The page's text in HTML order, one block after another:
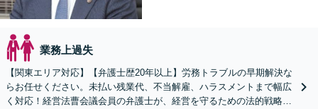
業務上過失
【関東エリア対応】【弁護士歴20年以上】労務トラブルの早期解決な
らお任せください。未払い残業代、不当解雇、ハラスメントまで幅広
く対応！経営法曹会議会員の弁護士が、経営を守るための法的戦略を